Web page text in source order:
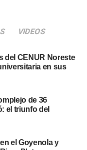
el impacto más
laboral. Con la
creció de 1.250 a
VIDEOS
del CENUR Noreste
en sus
de 36
el triunfo del
el Goyenola y